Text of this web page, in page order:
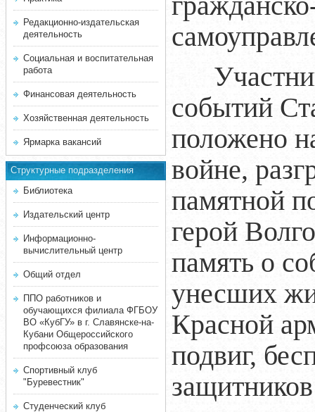
Редакционно-издательская
деятельность
Социальная и воспитательная
работа
Финансовая деятельность
Хозяйственная деятельность
Ярмарка вакансий
Структурные подразделения
Библиотека
Издательский центр
Информационно-
вычислительный центр
Общий отдел
ППО работников и
обучающихся филиала ФГБОУ
ВО «КубГУ» в г. Славянске-на-
Кубани Общероссийского
профсоюза образования
Спортивный клуб
"Буревестник"
Студенческий клуб
событий
положено
войне,
памятной
герой
память о
унесших
Красной
подвиг,